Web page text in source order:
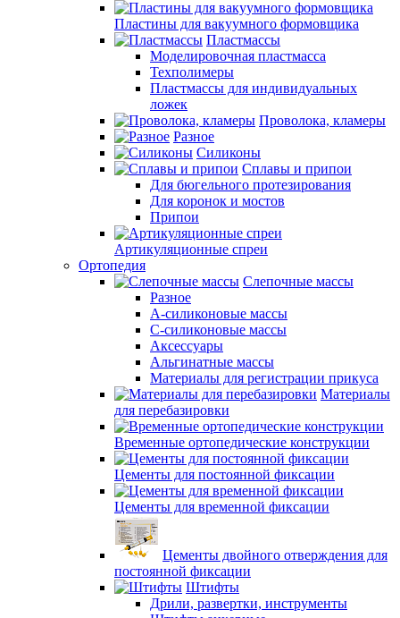
Пластины для вакуумного формовщика
Пластмассы
Моделировочная пластмасса
Техполимеры
Пластмассы для индивидуальных
ложек
Проволока, кламеры
Разное
Силиконы
Сплавы и припои
Для бюгельного протезирования
Для коронок и мостов
Припои
Артикуляционные спреи
Ортопедия
Слепочные массы
Разное
А-силиконовые массы
С-силиконовые массы
Аксессуары
Альгинатные массы
Материалы для регистрации прикуса
Материалы
для перебазировки
Временные ортопедические конструкции
Цементы для постоянной фиксации
Цементы для временной фиксации
Цементы двойного отверждения для
постоянной фиксации
Штифты
Дрили, развертки, инструменты